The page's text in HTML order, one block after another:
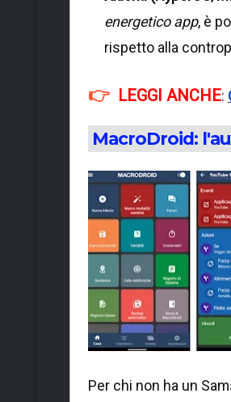
energetico app, è
rispetto alla
LEGGI ANCHE:
MacroDroid:
Per chi non ha un